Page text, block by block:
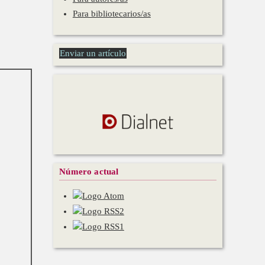
Para bibliotecarios/as
Enviar un artículo
Número actual